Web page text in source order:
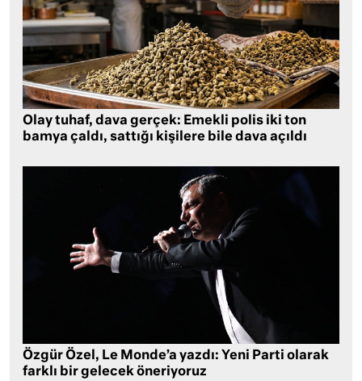
Olay tuhaf, dava gerçek: Emekli polis iki ton
bamya çaldı, sattığı kişilere bile dava açıldı
Özgür Özel, Le Monde’a yazdı: Yeni Parti olarak
farklı bir gelecek öneriyoruz